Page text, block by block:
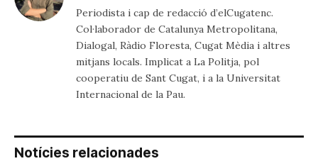
Periodista i cap de redacció d’elCugatenc.
Col·laborador de Catalunya Metropolitana,
Dialogal, Ràdio Floresta, Cugat Mèdia i altres
mitjans locals. Implicat a La Politja, pol
cooperatiu de Sant Cugat, i a la Universitat
Internacional de la Pau.
Notícies relacionades